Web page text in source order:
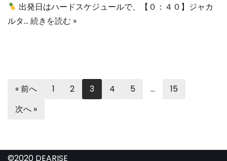
出発日はハードスケジュールで、【０：４０】ジャカ
ルタ… 続きを読む »
« 前へ 1 2 3 4 5 …
15
次へ »
©2020 DEARISE